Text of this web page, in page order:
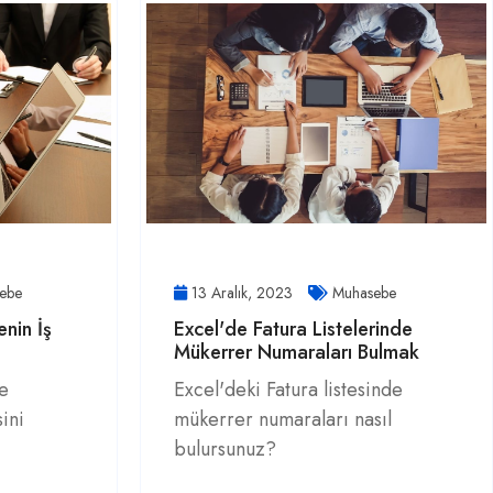
İş
13 Aralık, 2023 Muhasebe
Excel'de Fatura Listelerinde
Mükerrer Numaraları Bulmak
Excel'deki Fatura listesinde
mükerrer numaraları nasıl
bulursunuz?